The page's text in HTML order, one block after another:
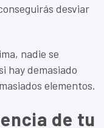
desviar
nadie se
hay demasiado
elementos.
de tu